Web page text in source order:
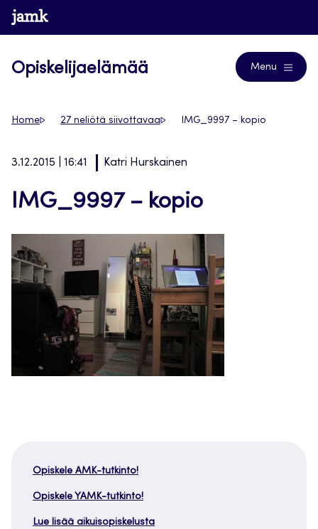
Siirry
suoraan
www.jamk.fi
Opiskelijaelämää Menu
Home 27 neliötä siivottavaa IMG_9997 – kopio
3.12.2015 | 16:41 Katri Hurskainen
IMG_9997 – kopio
Opiskele AMK-tutkinto!
Opiskele YAMK-tutkinto!
Lue lisää aikuisopiskelusta